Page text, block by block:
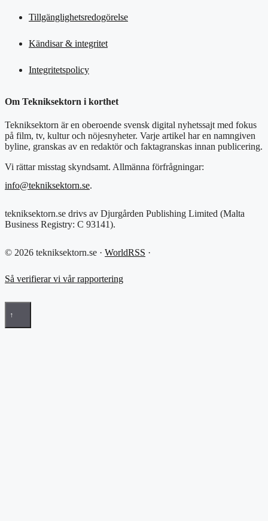
Tillgänglighetsredogörelse
Kändisar & integritet
Integritetspolicy
Om Tekniksektorn i korthet
Tekniksektorn är en oberoende svensk digital nyhetssajt med fokus
på film, tv, kultur och nöjesnyheter. Varje artikel har en namngiven
byline, granskas av en redaktör och faktagranskas innan publicering.
Vi rättar misstag skyndsamt. Allmänna förfrågningar:
info@tekniksektorn.se.
tekniksektorn.se drivs av Djurgården Publishing Limited (Malta
Business Registry: C 93141).
© 2026 tekniksektorn.se · WorldRSS ·
Så verifierar vi vår rapportering
↑